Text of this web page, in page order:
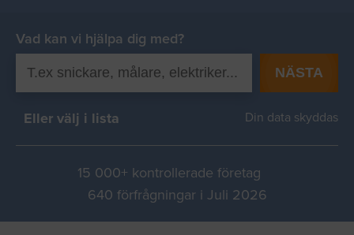
Vad kan vi hjälpa dig med?
NÄSTA
Eller välj i lista Din data skyddas
15 000+ kontrollerade företag
640 förfrågningar i Juli 2026